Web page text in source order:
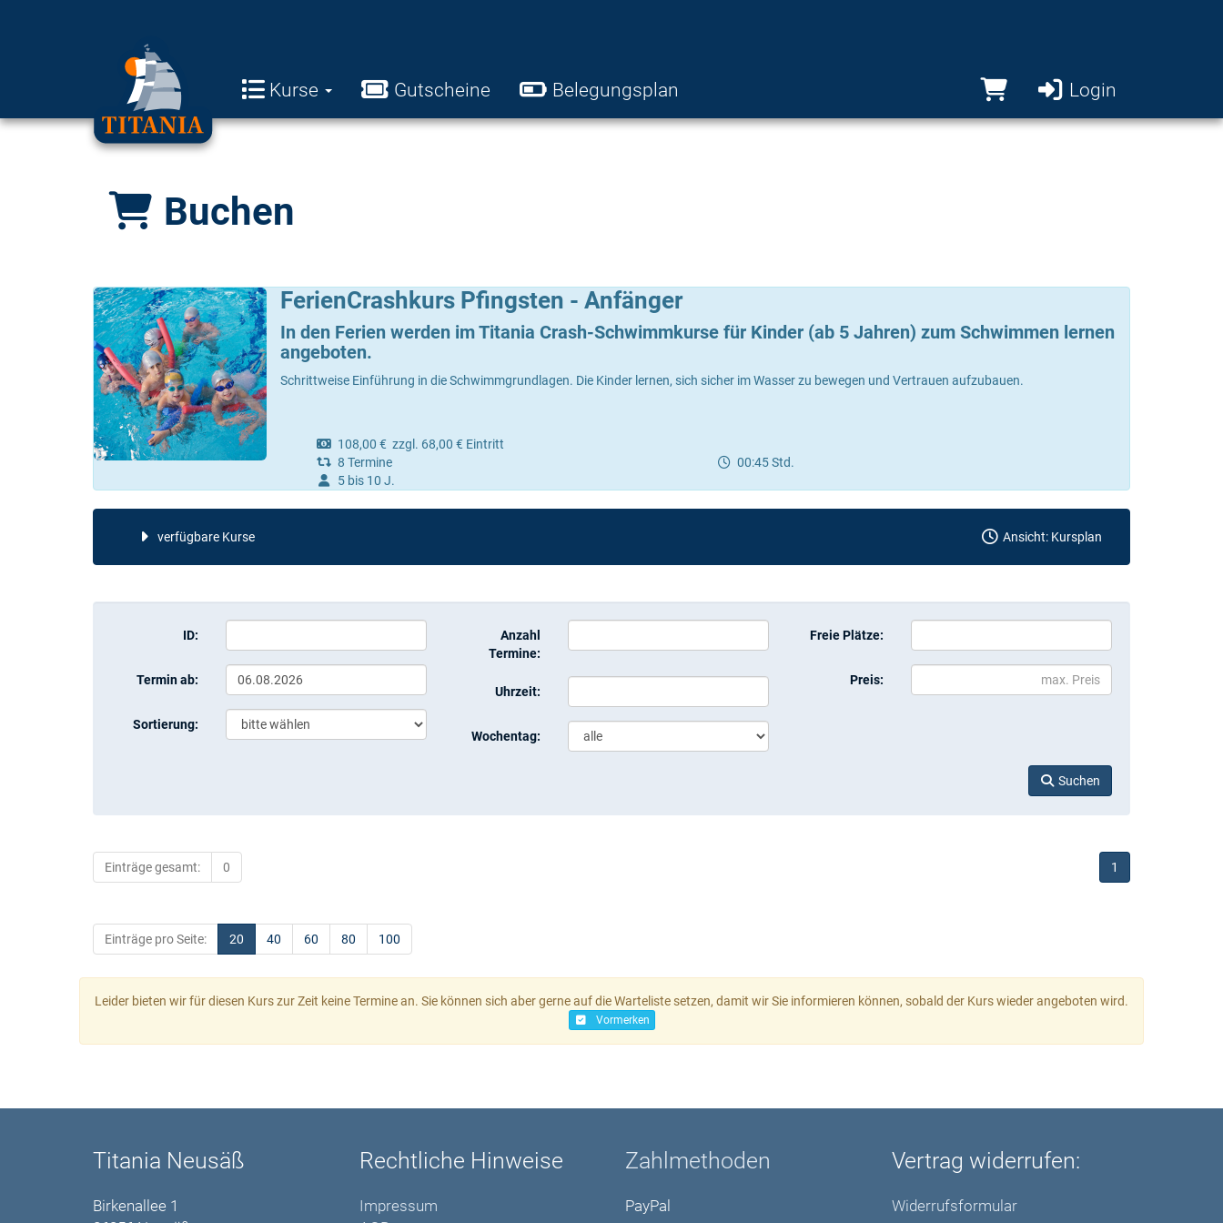
Kurse Gutscheine Belegungsplan Login
Buchen
FerienCrashkurs Pfingsten - Anfänger
In den Ferien werden im Titania Crash-Schwimmkurse für Kinder (ab 5 Jahren) zum Schwimmen lernen
angeboten.
Schrittweise Einführung in die Schwimmgrundlagen. Die Kinder lernen, sich sicher im Wasser zu bewegen und Vertrauen aufzubauen.
108,00 € zzgl. 68,00 € Eintritt
8 Termine
00:45 Std.
5 bis 10 J.
verfügbare Kurse Ansicht: Kursplan
ID:
Termin ab:
Sortierung:
Anzahl
Termine:
Uhrzeit:
Wochentag:
Freie Plätze:
Preis:
Suchen
1
Einträge gesamt: 0
Einträge pro Seite: 20 40 60 80 100
Leider bieten wir für diesen Kurs zur Zeit keine Termine an. Sie können sich aber gerne auf die Warteliste setzen, damit wir Sie informieren können, sobald der Kurs wieder angeboten wird.
Vormerken
Titania Neusäß
Birkenallee 1
Rechtliche Hinweise
Impressum
Zahlmethoden
PayPal
Vertrag widerrufen:
Widerrufsformular